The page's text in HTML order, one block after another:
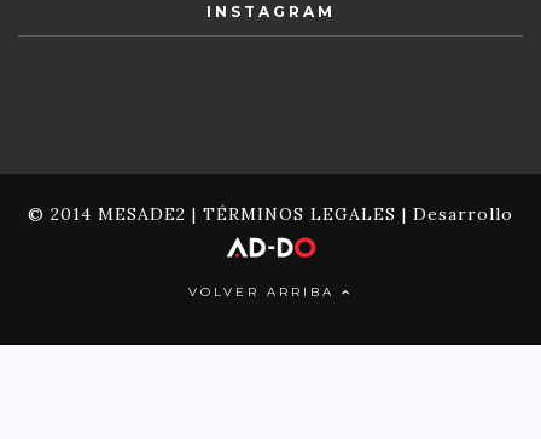
INSTAGRAM
© 2014 MESADE2 | TÉRMINOS LEGALES | Desarrollo
VOLVER ARRIBA